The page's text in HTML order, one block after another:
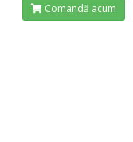
Comandă acum